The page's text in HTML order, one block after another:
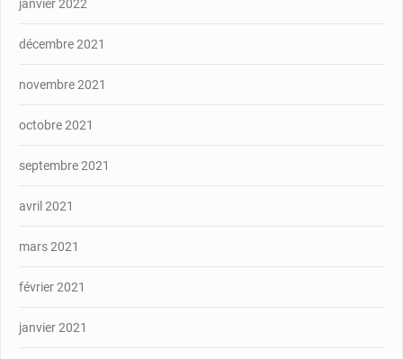
janvier 2022
décembre 2021
novembre 2021
octobre 2021
septembre 2021
avril 2021
mars 2021
février 2021
janvier 2021